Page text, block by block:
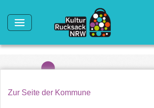
Zur Seite der Kommune